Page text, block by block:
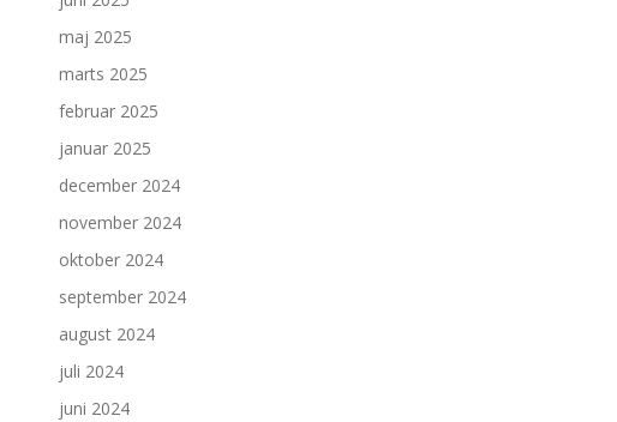
maj 2025
marts 2025
februar 2025
januar 2025
december 2024
november 2024
oktober 2024
september 2024
august 2024
juli 2024
juni 2024